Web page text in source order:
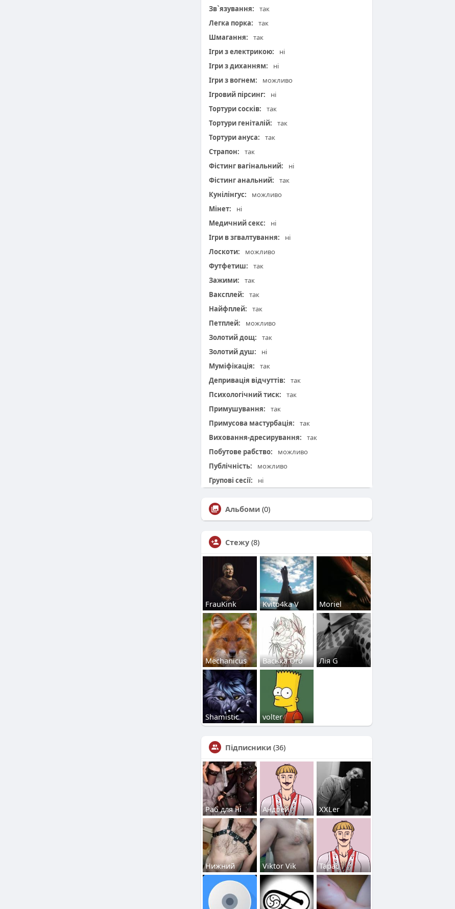
Зв`язування:
так
Легка порка:
так
Шмагання:
так
Ігри з електрикою:
ні
Ігри з диханням:
ні
Ігри з вогнем:
можливо
Ігровий пірсинг:
ні
Тортури сосків:
так
Тортури геніталій:
так
Тортури ануса:
так
Страпон:
так
Фістинг вагінальний:
ні
Фістинг анальний:
так
Кунілінгус:
можливо
Мінет:
ні
Медичний секс:
ні
Ігри в згвалтування:
ні
Лоскоти:
можливо
Футфетиш:
так
Зажими:
так
Ваксплей:
так
Найфплей:
так
Петплей:
можливо
Золотий дощ:
так
Золотий душ:
ні
Муміфікація:
так
Депривація відчуттів:
так
Психологічний тиск:
так
Примушування:
так
Примусова мастурбація:
так
Виховання-дресирування:
так
Побутове рабство:
можливо
Публічність:
можливо
Групові сесії:
ні
Альбоми (0)
Стежу (8)
FrauKink Kvito4ka V Moriel
Mechanicus Васька Ого Лія G
Shamistic volter
Підписники (36)
Раб для ні Андрей ХХLer
Нижний Viktor Vik Тарас